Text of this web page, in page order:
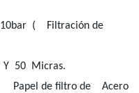
( Filtración de
50 Micras.
Papel de filtro de Acero